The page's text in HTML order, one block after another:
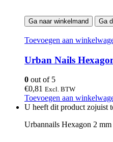
Ga naar winkelmand Ga
Toevoegen aan
Urban Nails
0 out of 5
€0,81 Excl. BTW
Toevoegen aan
U heeft dit product zojuist
Urbannails Hexagon 2 mm